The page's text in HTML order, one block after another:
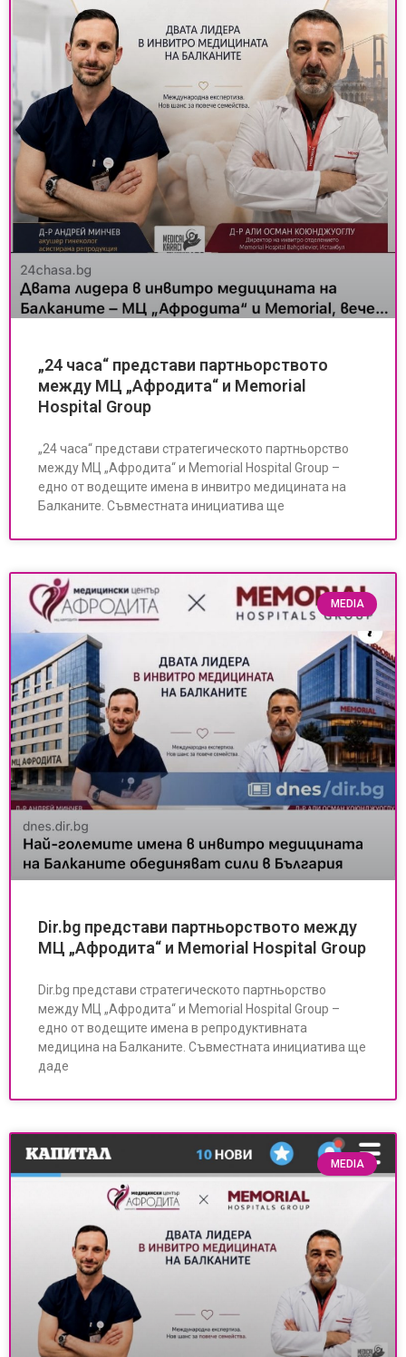
„24 часа“ представи партньорството
между МЦ „Афродита“ и Memorial
Hospital Group
„24 часа“ представи стратегическото партньорство
между МЦ „Афродита“ и Memorial Hospital Group –
едно от водещите имена в инвитро медицината на
Балканите. Съвместната инициатива ще
MEDIA
Dir.bg представи партньорството между
МЦ „Афродита“ и Memorial Hospital Group
Dir.bg представи стратегическото партньорство
между МЦ „Афродита“ и Memorial Hospital Group –
едно от водещите имена в репродуктивната
медицина на Балканите. Съвместната инициатива ще
даде
MEDIA